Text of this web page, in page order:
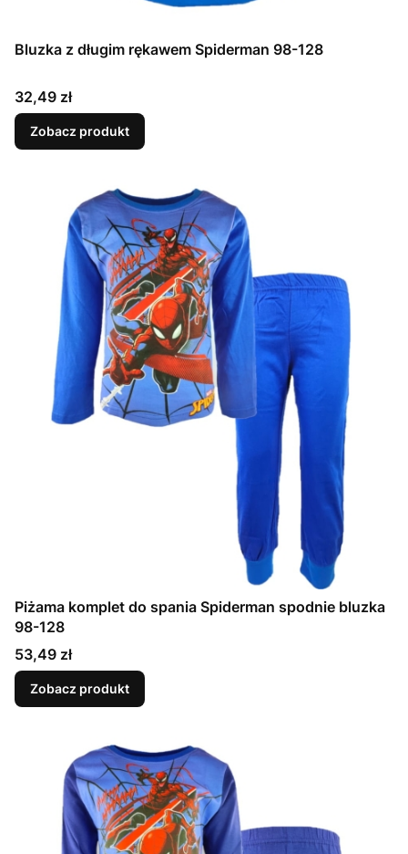
Bluzka z długim rękawem Spiderman 98-128
Cena
32,49 zł
Zobacz produkt
Piżama komplet do spania Spiderman spodnie bluzka
98-128
Cena
53,49 zł
Zobacz produkt